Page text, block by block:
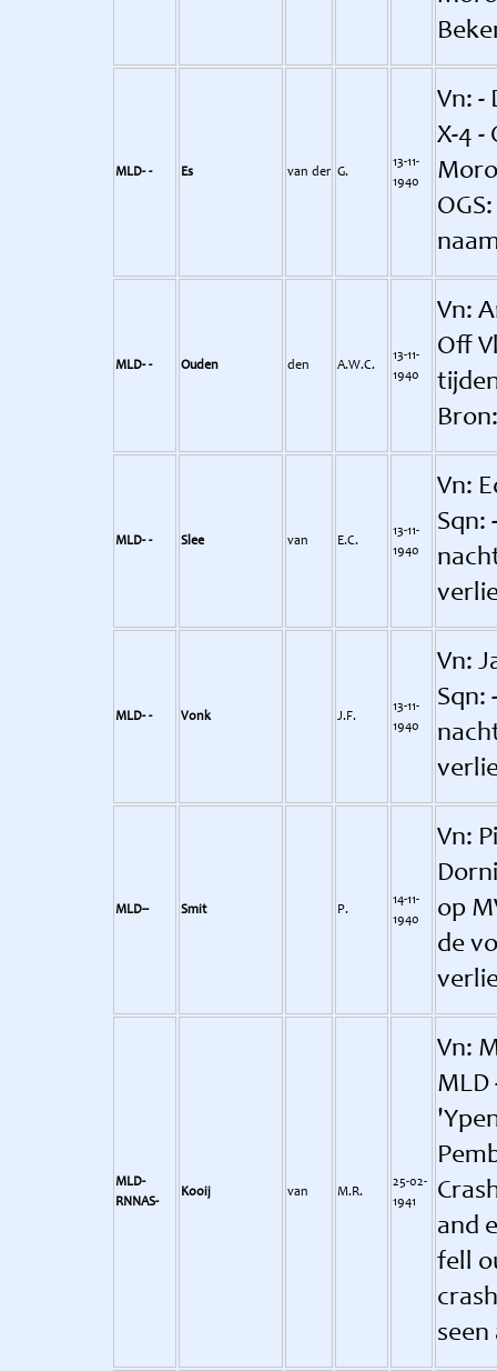
MLD- - Es van der G.
13-11-
1940
Vn: -
X-4 -
MLD- - Ouden den A.W.C.
13-11-
1940
Vn:
Off
MLD- - Slee van E.C.
13-11-
1940
Vn:
Sqn:
MLD- - Vonk J.F.
13-11-
1940
Vn:
Sqn:
MLD-- Smit P.
14-11-
1940
Vn:
op
de
MLD-
RNNAS-
Kooij van M.R.
25-02-
1941
Vn:
MLD
and
fell
seen